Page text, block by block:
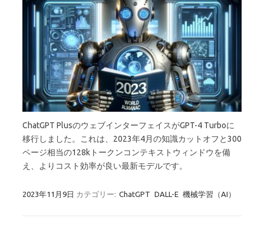
ChatGPT PlusのウェブインターフェイスがGPT-4 Turboに
移行しました。これは、2023年4月の知識カットオフと300
ページ相当の128kトークンコンテキストウィンドウを備
え、よりコスト効率が良い最新モデルです。
2023年11月9日 カテゴリー: ChatGPT DALL-E 機械学習（AI）